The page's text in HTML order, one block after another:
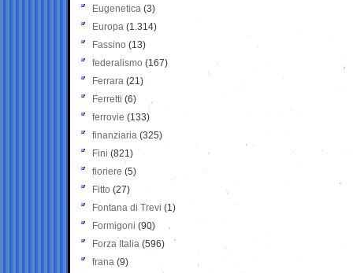
Eugenetica (3)
Europa (1.314)
Fassino (13)
federalismo (167)
Ferrara (21)
Ferretti (6)
ferrovie (133)
finanziaria (325)
Fini (821)
fioriere (5)
Fitto (27)
Fontana di Trevi (1)
Formigoni (90)
Forza Italia (596)
frana (9)